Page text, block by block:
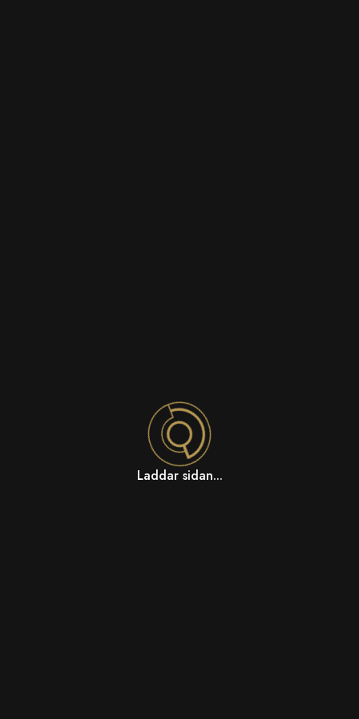
Laddar sidan...